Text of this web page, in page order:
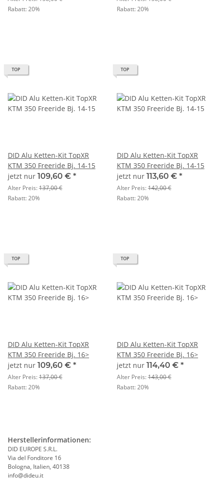
Rabatt:20%
Rabatt:20%
TOP
DID Alu Ketten-Kit TopXR
KTM 350 Freeride Bj. 14-15
jetzt nur 109,60 € *
Alter Preis:137,00 €
Rabatt:20%
TOP
DID Alu Ketten-Kit TopXR
KTM 350 Freeride Bj. 14-15
jetzt nur 113,60 € *
Alter Preis:142,00 €
Rabatt:20%
TOP
DID Alu Ketten-Kit TopXR
KTM 350 Freeride Bj. 16>
jetzt nur 109,60 € *
Alter Preis:137,00 €
Rabatt:20%
TOP
DID Alu Ketten-Kit TopXR
KTM 350 Freeride Bj. 16>
jetzt nur 114,40 € *
Alter Preis:143,00 €
Rabatt:20%
Herstellerinformationen:
DID EUROPE S.R.L.
Via del Fonditore 16
Bologna, Italien, 40138
info@dideu.it